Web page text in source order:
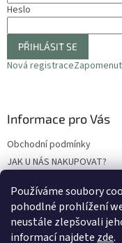
Používáme soubory
pohodlné prohlížení
neustále zlepšovali
informací najdete zde.
Heslo
PŘIHLÁSIT SE
Nová registrace
Informace pro Vás
Obchodní podmínky
JAK U NÁS NAKUPOVAT?
Odstoupení od smlouvy
Reklamační protokol